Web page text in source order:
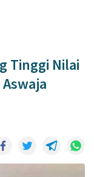
Tinggi Nilai